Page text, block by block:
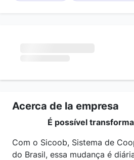
Acerca de la empresa
É possível
Com o Sicoob, Sistema de
do Brasil, essa mudança é